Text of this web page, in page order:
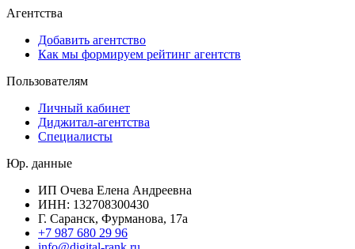
Агентства
Добавить агентство
Как мы формируем рейтинг агентств
Пользователям
Личный кабинет
Диджитал-агентства
Специалисты
Юр. данные
ИП Очева Елена Андреевна
ИНН: 132708300430
Г. Саранск, Фурманова, 17а
+7 987 680 29 96